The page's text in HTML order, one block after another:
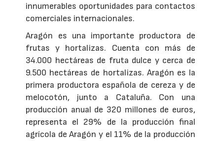
innumerables oportunidades para contactos
comerciales internacionales.
Aragón es una importante productora de
frutas y hortalizas. Cuenta con más de
34.000 hectáreas de fruta dulce y cerca de
9.500 hectáreas de hortalizas. Aragón es la
primera productora española de cereza y de
melocotón, junto a Cataluña. Con una
producción anual de 320 millones de euros,
representa el 29% de la producción final
agrícola de Aragón y el 11% de la producción